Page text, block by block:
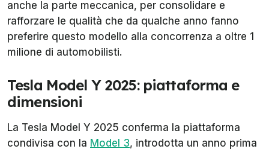
anche la parte meccanica, per consolidare e
rafforzare le qualità che da qualche anno fanno
preferire questo modello alla concorrenza a oltre 1
milione di automobilisti.
Tesla Model Y 2025: piattaforma e
dimensioni
La Tesla Model Y 2025 conferma la piattaforma
condivisa con la Model 3, introdotta un anno prima